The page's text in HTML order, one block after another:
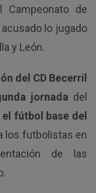
de
lo jugado
y León.
del CD Becerril
jornada del
el fútbol base del
los futbolistas en
de las